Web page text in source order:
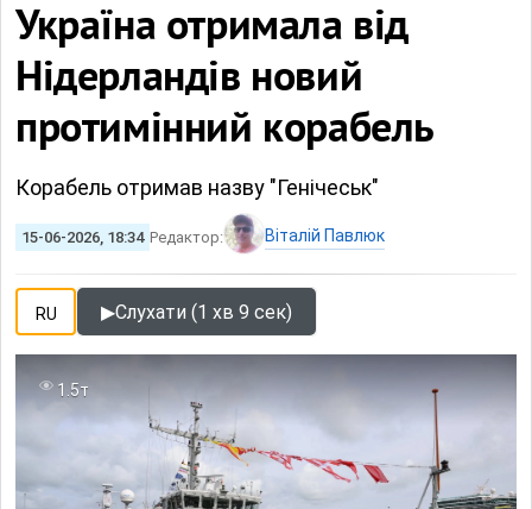
Україна отримала від
Нідерландів новий
протимінний корабель
Корабель отримав назву "Генічеськ"
15-06-2026, 18:34 Редактор: Віталій Павлюк
RU ▶Слухати (1 хв 9 сек)
1.5т